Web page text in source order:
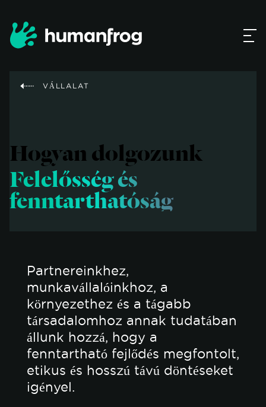
VÁLLALAT
Hogyan dolgozunk
Felelősség és
fenntarthatóság
Partnereinkhez,
munkavállalóinkhoz, a
környezethez és a tágabb
társadalomhoz annak tudatában
állunk hozzá, hogy a
fenntartható fejlődés megfontolt,
etikus és hosszú távú döntéseket
igényel.